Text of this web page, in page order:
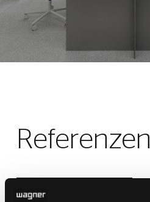
Referenzen
PROJEKTE ANSEHEN